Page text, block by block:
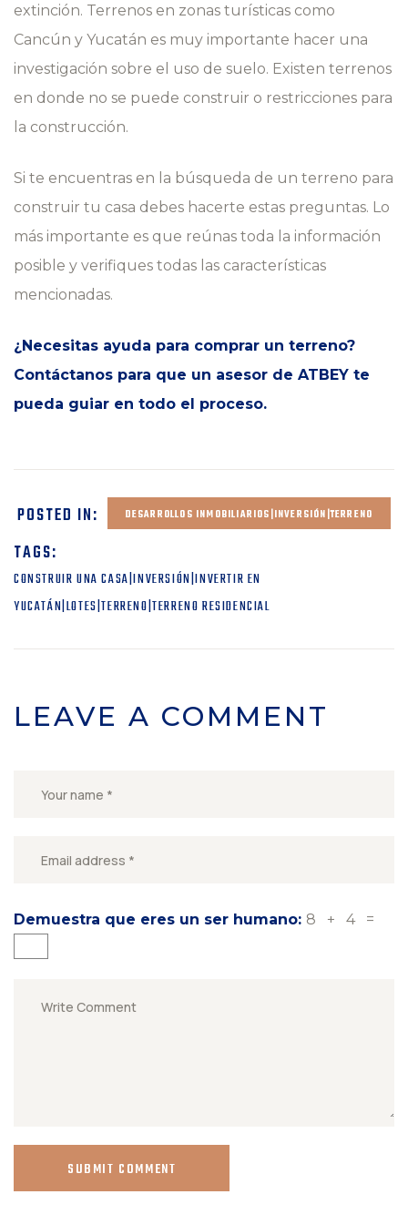
extinción. Terrenos en zonas turísticas como
Cancún y Yucatán es muy importante hacer una
investigación sobre el uso de suelo. Existen terrenos
en donde no se puede construir o restricciones para
la construcción.
Si te encuentras en la búsqueda de un terreno para
construir tu casa debes hacerte estas preguntas. Lo
más importante es que reúnas toda la información
posible y verifiques todas las características
mencionadas.
¿Necesitas ayuda para comprar un terreno?
Contáctanos para que un asesor de ATBEY te
pueda guiar en todo el proceso.
POSTED IN: DESARROLLOS INMOBILIARIOS|INVERSIÓN|TERRENO
TAGS:
CONSTRUIR UNA CASA|INVERSIÓN|INVERTIR EN
YUCATÁN|LOTES|TERRENO|TERRENO RESIDENCIAL
LEAVE A COMMENT
Demuestra que eres un ser humano: 8 + 4 =
SUBMIT COMMENT